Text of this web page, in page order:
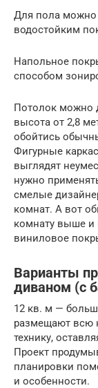
Для пола можно
водостойким
Напольное
способом
Потолок можно
высота от 2,8
обойтись
Фигурные
выглядят
нужно
смелые
комнат. А вот
комнату выше и
виниловое
Варианты
диваном (с
12 кв. м —
размещают всю
технику,
Проект
планировки
и особенности.